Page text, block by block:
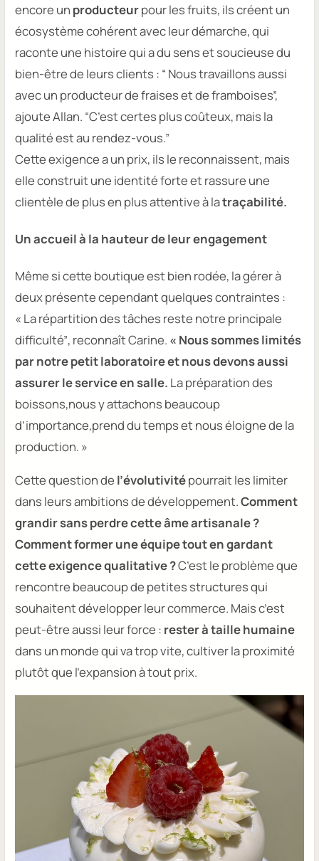
encore un producteurpour les fruits, ils créent un
écosystème cohérent avec leur démarche, qui
raconte une histoire qui a du sens et soucieuse du
bien-être de leurs clients : “ Nous travaillons aussi
avec un producteur de fraises et de framboises”,
ajoute Allan. “C’est certes plus coûteux, mais la
qualité est au rendez-vous.”
Cette exigence a un prix, ils le reconnaissent, mais
elle construit une identité forte et rassure une
clientèle de plus en plus attentive à latraçabilité.
Un accueil à la hauteur de leur engagement
Même si cette boutique est bien rodée, la gérer à
deux présente cependant quelques contraintes :
« La répartition des tâches reste notre principale
difficulté”, reconnaît Carine. « Nous sommes limités
par notre petit laboratoire et nous devons aussi
assurer le service en salle. La préparation des
boissons,nous y attachons beaucoup
d’importance,prend du temps et nous éloigne de la
production. »
Cette question de l’évolutivitépourrait les limiter
dans leurs ambitions de développement.Comment
grandir sans perdre cette âme artisanale ?
Comment former une équipe tout en gardant
cette exigence qualitative ?C’est le problème que
rencontre beaucoup de petites structures qui
souhaitent développer leur commerce. Mais c’est
peut-être aussi leur force : rester à taille humaine
dans un monde qui va trop vite, cultiver la proximité
plutôt que l’expansion à tout prix.